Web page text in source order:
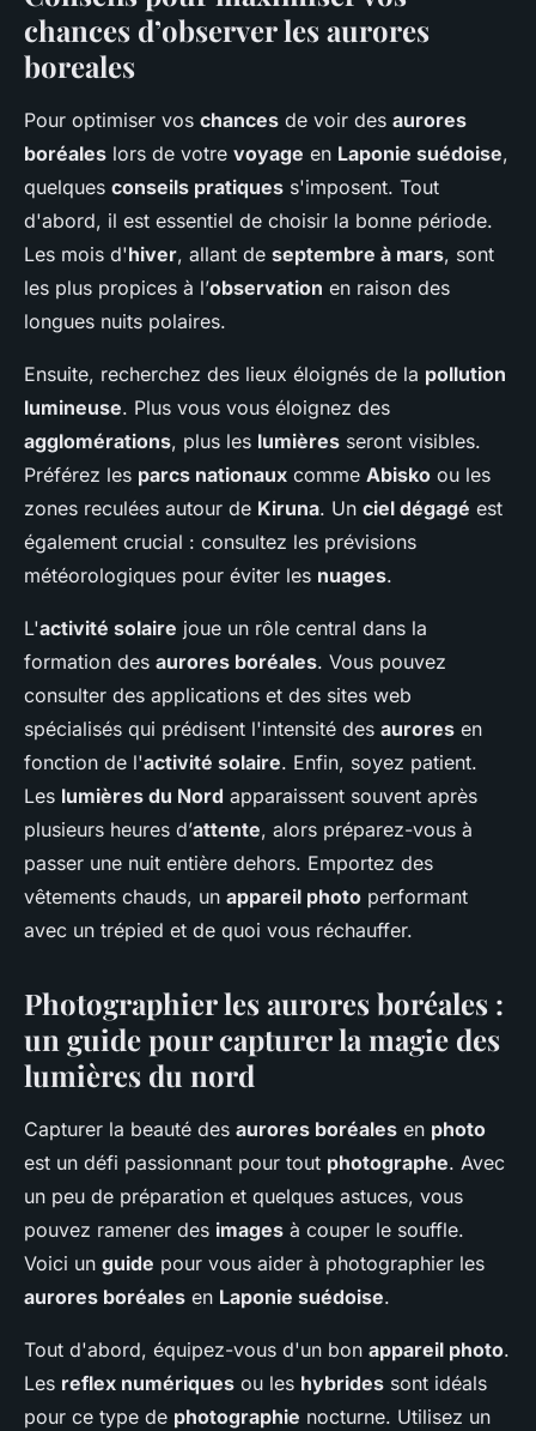
chances d’observer les aurores
boreales
Pour optimiser vos chances de voir des aurores
boréales lors de votre voyage en Laponie suédoise,
quelques conseils pratiques s'imposent. Tout
d'abord, il est essentiel de choisir la bonne période.
Les mois d'hiver, allant de septembre à mars, sont
les plus propices à l’observation en raison des
longues nuits polaires.
Ensuite, recherchez des lieux éloignés de la pollution
lumineuse. Plus vous vous éloignez des
agglomérations, plus les lumières seront visibles.
Préférez les parcs nationaux comme Abisko ou les
zones reculées autour de Kiruna. Un ciel dégagé est
également crucial : consultez les prévisions
météorologiques pour éviter les nuages.
L'activité solaire joue un rôle central dans la
formation des aurores boréales. Vous pouvez
consulter des applications et des sites web
spécialisés qui prédisent l'intensité des aurores en
fonction de l'activité solaire. Enfin, soyez patient.
Les lumières du Nord apparaissent souvent après
plusieurs heures d’attente, alors préparez-vous à
passer une nuit entière dehors. Emportez des
vêtements chauds, un appareil photo performant
avec un trépied et de quoi vous réchauffer.
Photographier les aurores boréales :
un guide pour capturer la magie des
lumières du nord
Capturer la beauté des aurores boréales en photo
est un défi passionnant pour tout photographe. Avec
un peu de préparation et quelques astuces, vous
pouvez ramener des images à couper le souffle.
Voici un guide pour vous aider à photographier les
aurores boréales en Laponie suédoise.
Tout d'abord, équipez-vous d'un bon appareil photo.
Les reflex numériques ou les hybrides sont idéals
pour ce type de photographie nocturne. Utilisez un